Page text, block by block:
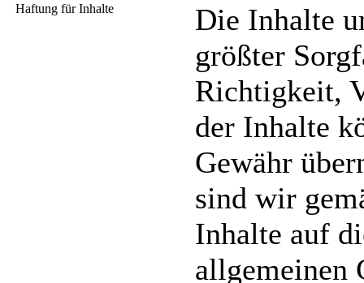
Haftung für Inhalte
Die Inhalte
größter
Richtigkeit,
der Inhalte
Gewähr
sind wir
Inhalte auf
allgemeinen